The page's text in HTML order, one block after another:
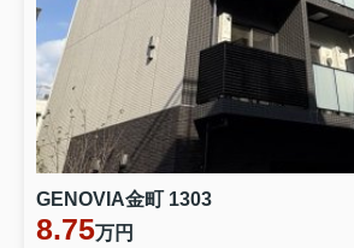
GENOVIA金町 1303
8.75万円